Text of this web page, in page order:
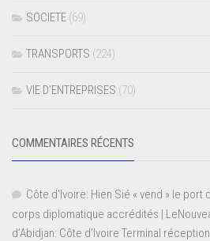
SOCIETE (69)
TRANSPORTS (224)
VIE D’ENTREPRISES (70)
COMMENTAIRES RÉCENTS
Côte d'Ivoire: Hien Sié « vend » le port
corps diplomatique accrédités |
d’Abidjan: Côte d’Ivoire Terminal